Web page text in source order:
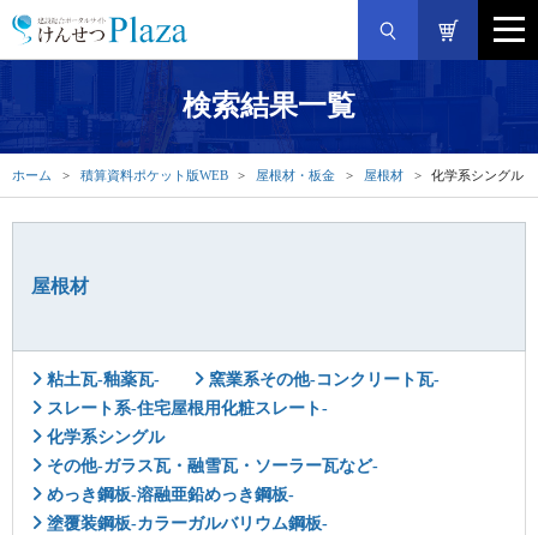
検索結果一覧
ホーム 積算資料ポケット版WEB 屋根材・板金 屋根材 化学系シングル
屋根材
粘土瓦-釉薬瓦-
窯業系その他-コンクリート瓦-
スレート系-住宅屋根用化粧スレート-
化学系シングル
その他-ガラス瓦・融雪瓦・ソーラー瓦など-
めっき鋼板-溶融亜鉛めっき鋼板-
塗覆装鋼板-カラーガルバリウム鋼板-